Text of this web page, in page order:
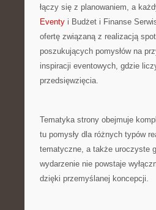
łączy się z planowaniem, a
Eventy i Budżet i Finanse
ofertę związaną z realizacją
poszukujących pomysłów na
inspiracji eventowych, gdzie
przedsięwzięcia.
Tematyka strony obejmuje
tu pomysły dla różnych typów
tematyczne, a także uroczyste
wydarzenie nie powstaje
dzięki przemyślanej koncepcji.